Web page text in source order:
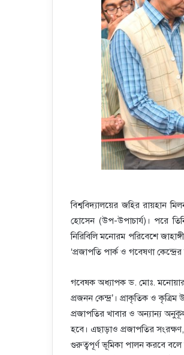
বিশ্ববিদ্যালয়ের জহির রায়হান
হোসেন (উপ-উপাচার্য)। পরে
নিরিবিলি মনোরম পরিবেশে
‘প্রজাপতি পার্ক ও গবেষণা
গবেষক অধ্যাপক ড. মোঃ. মনোয়ার
প্রজনন কেন্দ্র’। প্রাকৃতিক ও
প্রজাপতির খাবার ও অন্যান্য
হবে। এছাড়াও প্রজাপতির
গুরুত্বপূর্ণ ভূমিকা পালন করবে